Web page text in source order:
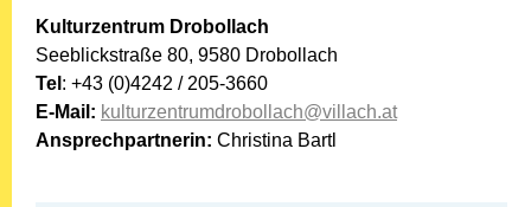
Kulturzentrum Drobollach
Seeblickstraße 80, 9580 Drobollach
Tel : +43 (0)4242 / 205-3660
E-Mail: kulturzentrumdrobollach@villach.at
Ansprechpartnerin: Christina Bartl